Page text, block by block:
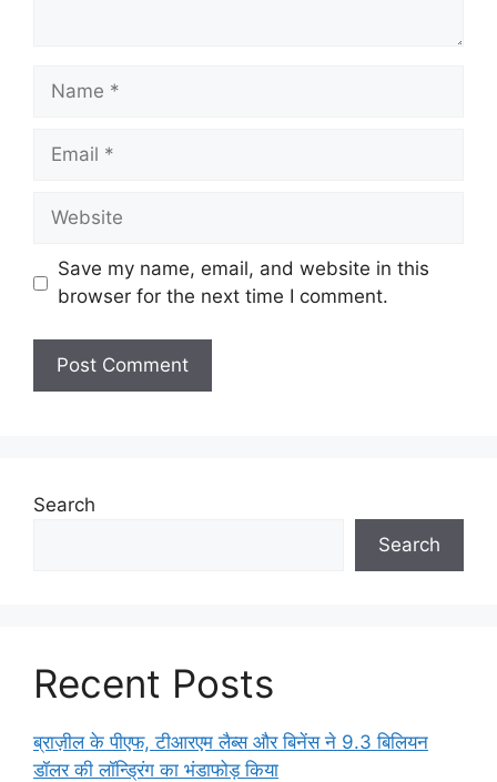
Name
Email
Website
Save my name, email, and website in this
browser for the next time I comment.
Search
Search
Recent Posts
ब्राज़ील के पीएफ, टीआरएम लैब्स और बिनेंस ने 9.3 बिलियन
डॉलर की लॉन्ड्रिंग का भंडाफोड़ किया